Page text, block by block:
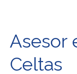
Asesor
Celtas